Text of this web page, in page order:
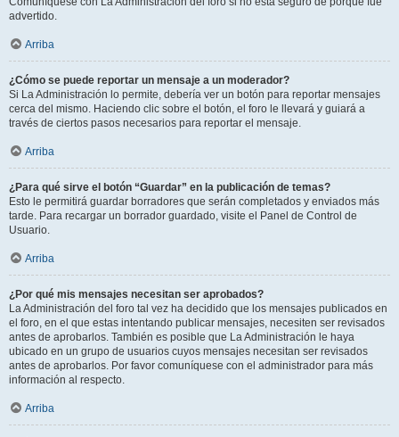
advertido.
Arriba
¿Cómo se puede reportar un mensaje a un moderador?
Si La Administración lo permite, debería ver un botón para reportar mensajes
cerca del mismo. Haciendo clic sobre el botón, el foro le llevará y guiará a
través de ciertos pasos necesarios para reportar el mensaje.
Arriba
¿Para qué sirve el botón “Guardar” en la publicación de temas?
Esto le permitirá guardar borradores que serán completados y enviados más
tarde. Para recargar un borrador guardado, visite el Panel de Control de
Usuario.
Arriba
¿Por qué mis mensajes necesitan ser aprobados?
La Administración del foro tal vez ha decidido que los mensajes publicados en
el foro, en el que estas intentando publicar mensajes, necesiten ser revisados
antes de aprobarlos. También es posible que La Administración le haya
ubicado en un grupo de usuarios cuyos mensajes necesitan ser revisados
antes de aprobarlos. Por favor comuníquese con el administrador para más
información al respecto.
Arriba